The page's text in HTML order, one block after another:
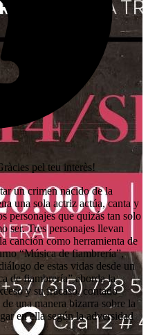
pel teu interès!
un crimen nacido de la
una sola actriz actúa, canta y
personajes que quizás tan solo
ser. Tres personajes llevan
canción como herramienta de
“Música de fiambrería”,
de estas vidas desde un
de fiambrería” aborda la
y su fracaso, contado
una manera bizarra sobre la
en ella según la adversidad